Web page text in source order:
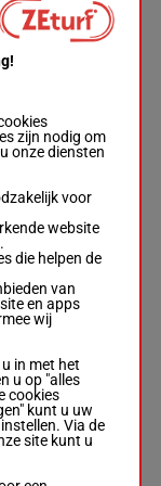
zijn nodig om
onze diensten
voor
website
die helpen de
van
en apps
wij
in met het
u op "alles
cookies
kunt u uw
Via de
site kunt u